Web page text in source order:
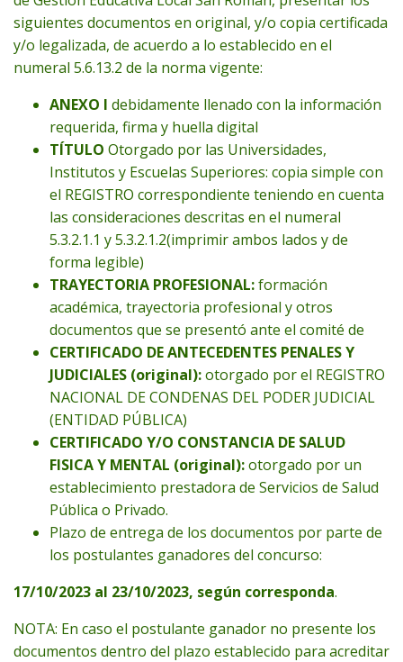
siguientes documentos en original, y/o copia certificada
y/o legalizada, de acuerdo a lo establecido en el
numeral 5.6.13.2 de la norma vigente:
ANEXO I debidamente llenado con la información
requerida, firma y huella digital
TÍTULO Otorgado por las Universidades,
Institutos y Escuelas Superiores: copia simple con
el REGISTRO correspondiente teniendo en cuenta
las consideraciones descritas en el numeral
5.3.2.1.1 y 5.3.2.1.2(imprimir ambos lados y de
forma legible)
TRAYECTORIA PROFESIONAL:formación
académica, trayectoria profesional y otros
documentos que se presentó ante el comité de
CERTIFICADO DE ANTECEDENTES PENALES Y
JUDICIALES (original):otorgado por el REGISTRO
NACIONAL DE CONDENAS DEL PODER JUDICIAL
(ENTIDAD PÚBLICA)
CERTIFICADO Y/O CONSTANCIA DE SALUD
FISICA Y MENTAL (original):otorgado por un
establecimiento prestadora de Servicios de Salud
Pública o Privado.
Plazo de entrega de los documentos por parte de
los postulantes ganadores del concurso:
17/10/2023 al 23/10/2023, según corresponda.
NOTA: En caso el postulante ganador no presente los
documentos dentro del plazo establecido para acreditar